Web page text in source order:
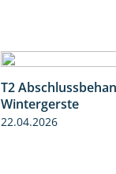
T2
Wintergerste
22.04.2026